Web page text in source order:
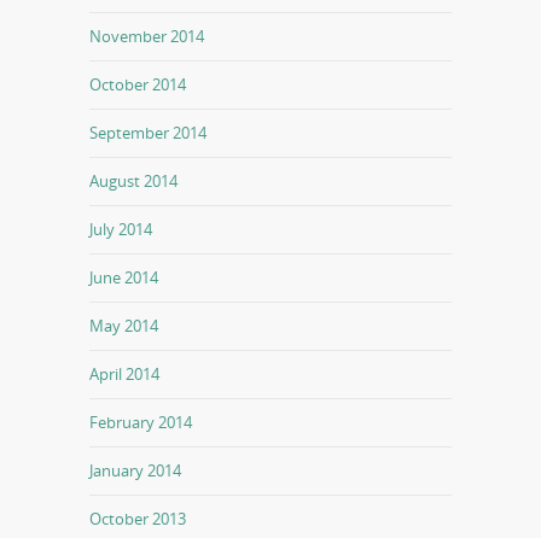
November 2014
October 2014
September 2014
August 2014
July 2014
June 2014
May 2014
April 2014
February 2014
January 2014
October 2013